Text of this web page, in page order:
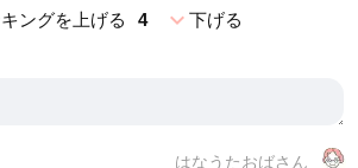
ングを上げる 4 expand_more下げる
はなうたおばさん